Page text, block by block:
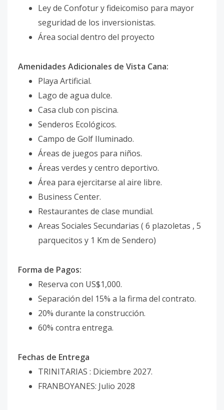
Ley de Confotur y fideicomiso para mayor
seguridad de los inversionistas.
Área social dentro del proyecto
Amenidades Adicionales de Vista Cana:
Playa Artificial.
Lago de agua dulce.
Casa club con piscina.
Senderos Ecológicos.
Campo de Golf Iluminado.
Áreas de juegos para niños.
Áreas verdes y centro deportivo.
Área para ejercitarse al aire libre.
Business Center.
Restaurantes de clase mundial.
Areas Sociales Secundarias ( 6 plazoletas , 5
parquecitos y 1 Km de Sendero)
Forma de Pagos:
Reserva con US$1,000.
Separación del 15% a la firma del contrato.
20% durante la construcción.
60% contra entrega.
Fechas de Entrega
TRINITARIAS : Diciembre 2027.
FRANBOYANES: Julio 2028